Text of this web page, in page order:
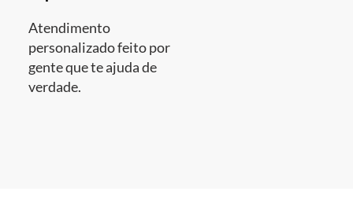
Atendimento
personalizado feito por
gente que te ajuda de
verdade.